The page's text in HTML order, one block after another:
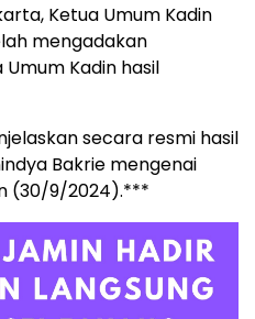
Ketua Umum Kadin
mengadakan
Kadin hasil
secara resmi hasil
Bakrie mengenai
(30/9/2024).***